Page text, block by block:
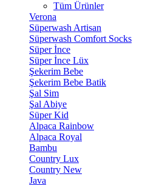
Tüm Ürünler
Verona
Süperwash Artisan
Süperwash Comfort Socks
Süper İnce
Süper İnce Lüx
Şekerim Bebe
Şekerim Bebe Batik
Şal Sim
Şal Abiye
Süper Kid
Alpaca Rainbow
Alpaca Royal
Bambu
Country Lux
Country New
Java